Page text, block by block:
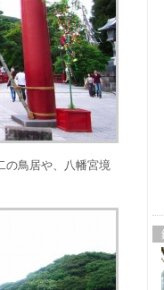
の鳥居や、八幡宮境